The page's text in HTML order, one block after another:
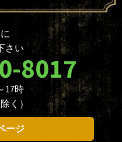
商品のカスタマイズについて
革材料のカスタムメイド
型押し型一覧
さい
8017
17時
く）
ージ